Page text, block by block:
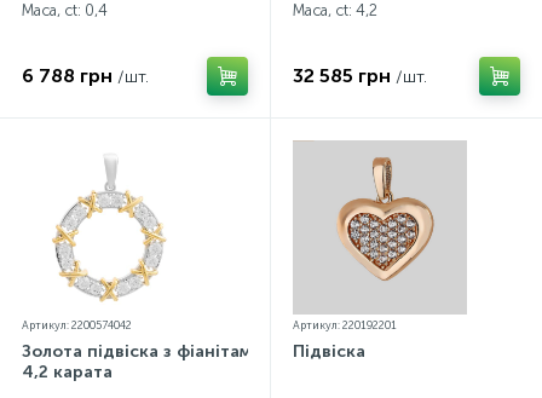
Маса, ct: 0,4
6 788 грн /шт.
Маса, ct: 4,2
32 585 грн /шт.
Артикул: 2200574042
Золота підвіска з фіанітами
4,2 карата
Артикул: 220192201
Підвіска